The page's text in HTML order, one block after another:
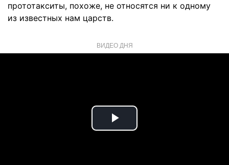
прототакситы, похоже, не относятся ни к одному
из известных нам царств.
ВИДЕО ДНЯ
Play